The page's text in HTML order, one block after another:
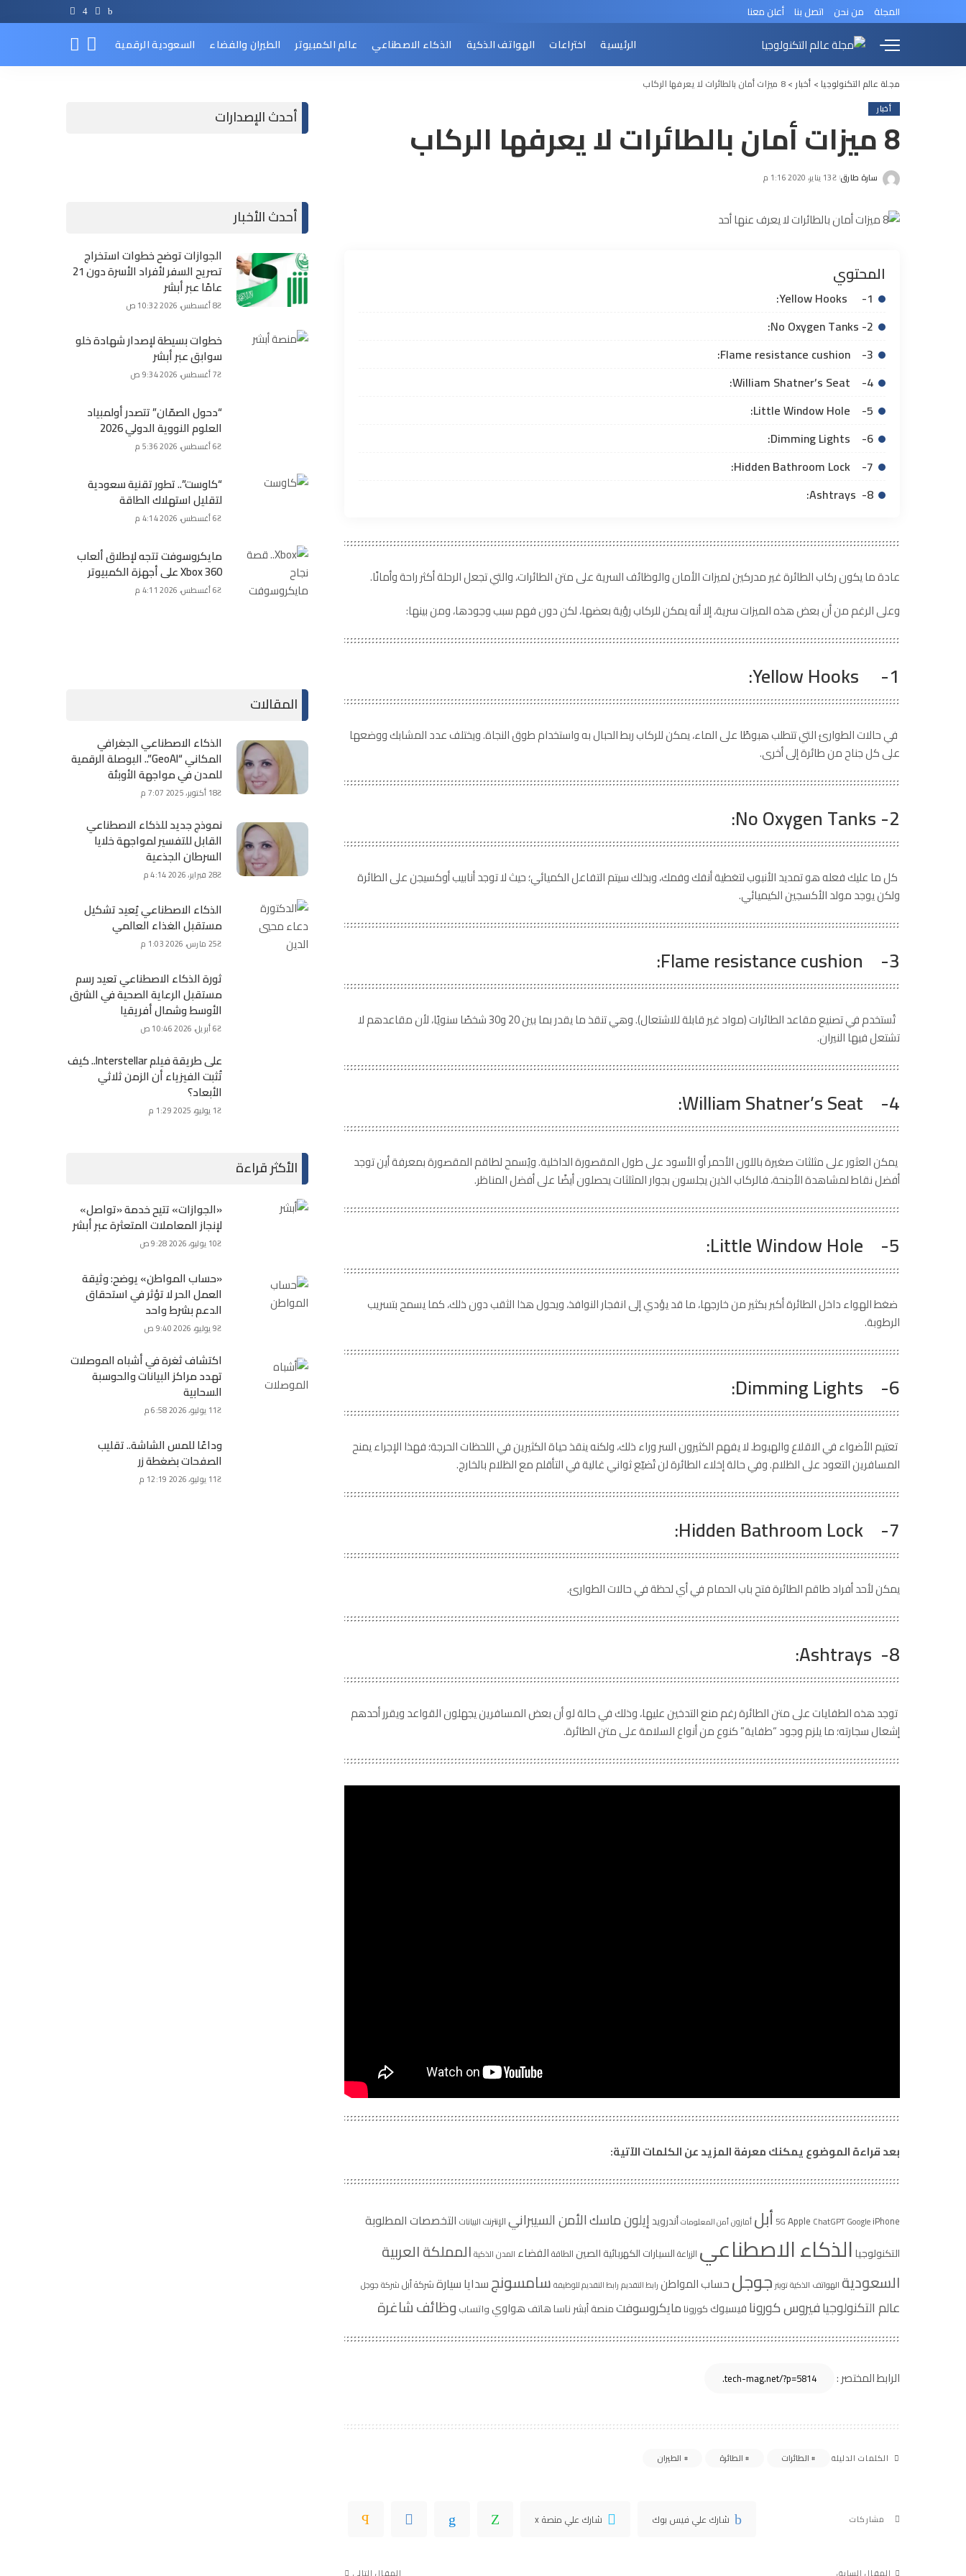
المجلة من نحن اتصل بنا أعلن معنا
الرئيسية اختراعات الهواتف الذكية الذكاء الاصطناعي عالم الكمبيوتر الطيران والفضاء السعودية الرقمية
مجلة عالم التكنولوجيا> أخبار >8 ميزات أمان بالطائرات لا يعرفها الركاب
أخبار
8 ميزات أمان بالطائرات لا يعرفها الركاب
Posted
سارة طارق 13 يناير، 2020 1:16 م
المحتوي
1- Yellow Hooks:
2- No Oxygen Tanks:
3- Flame resistance cushion:
4- William Shatner’s Seat:
5- Little Window Hole:
6- Dimming Lights:
7- Hidden Bathroom Lock:
8- Ashtrays:
عادة ما يكون ركاب الطائرة غير مدركين لميزات الأمان والوظائف السرية على متن الطائرات، والتي تجعل الرحلة أكثر راحة وأمانًا.
وعلى الرغم من أن بعض هذه الميزات سرية، إلا أنه يمكن للركاب رؤية بعضها، لكن دون فهم سبب وجودها، ومن بينها:
1- Yellow Hooks:
في حالات الطوارئ التي تتطلب هبوطًا على الماء، يمكن للركاب ربط الحبال به واستخدام طوق النجاة. ويختلف عدد المشابك ووضعها
على كل جناح من طائرة إلى أخرى.
2- No Oxygen Tanks:
كل ما عليك فعله هو تمديد الأنبوب لتغطية أنفك وفمك، وبذلك سيتم التفاعل الكميائي؛ حيث لا توجد أنابيب أوكسيجن على الطائرة
ولكن يوجد مولد الأكسجين الكيميائي.
3- Flame resistance cushion:
تُستخدم في تصنيع مقاعد الطائرات (مواد غير قابلة للاشتعال). وهي تنقذ ما يقدر بما بين 20 و30 شخصًا سنويًا، لأن مقاعدهم لا
تشتعل فيها النيران.
4- William Shatner’s Seat:
يمكن العثور على مثلثات صغيرة باللون الأحمر أو الأسود على طول المقصورة الداخلية. ويُسمح لطاقم المقصورة بمعرفة أين توجد
أفضل نقاط لمشاهدة الأجنحة، فالركاب الذين يجلسون بجوار المثلثات يحصلون أيضًا على أفضل المناظر.
5- Little Window Hole:
ضغط الهواء داخل الطائرة أكبر بكثير من خارجها، ما قد يؤدي إلى انفجار النوافذ، ويحول هذا الثقب دون ذلك، كما يسمح بتسريب
الرطوبة.
6- Dimming Lights:
تعتيم الأضواء في الاقلاع والهبوط. لا يفهم الكثيرون السر وراء ذلك، ولكنه ينقذ حياة الكثيرين في اللحظات الحرجة؛ فهذا الإجراء يمنح
المسافرين التعود على الظلام. وفي حالة إخلاء الطائرة لن تُضيّع ثواني غالية في التأقلم مع الظلام بالخارج.
7- Hidden Bathroom Lock:
يمكن لأحد أفراد طاقم الطائرة فتح باب الحمام في أي لحظة في حالات الطوارئ.
8- Ashtrays:
توجد هذه الطفايات على متن الطائرة رغم منع التدخين عليها، وذلك في حالة لو أن بعض المسافرين يجهلون القواعد ويقرر أحدهم
إشعال سجارته؛ ما يلزم وجود “طفاية” كنوع من أنواع السلامة على متن الطائرة.
بعد قراءة الموضوع يمكنك معرفة المزيد عن الكلمات الآتية:
5GApple ChatGPTGoogleiPhone أبل أمازونأمن المعلوماتأندرويدإيلون ماسكالأمن السيبرانيالإنترنتالبيانات التخصصات المطلوبة
التكنولوجياالذكاء الاصطناعي الزراعةالسيارات الكهربائيةالصين الطاقةالفضاء المدن الذكيةالمملكة العربية
السعودية الهواتف الذكيةتويتر جوجلحساب المواطن رابط التقديم رابط التقديم للوظيفة سامسونجسداياسيارةشركة أبلشركة جوجل
عالم التكنولوجيافيروس كورونافيسبوككورونا مايكروسوفتمنصة أبشرناساهاتفهواويواتساب وظائف شاغرة
الرابط المختصر :
الكلمات الدليلة الطائرات الطائرة الطيران
مشاركات شارك علي فيس بوك شارك علي منصة x
أحدث الإصدارات
أحدث الأخبار
الجوازات توضح خطوات استخراج
تصريح السفر لأفراد الأسرة دون 21
عامًا عبر أبشر
8 أغسطس، 2026 10:32 ص
خطوات بسيطة لإصدار شهادة خلو
سوابق عبر أبشر
7 أغسطس، 2026 9:34 ص
“دحول الصمّان” تتصدر أولمبياد
العلوم النووية الدولي 2026
6 أغسطس، 2026 5:36 م
“كاوست”.. تطور تقنية سعودية
لتقليل استهلاك الطاقة
6 أغسطس، 2026 4:14 م
مايكروسوفت تتجه لإطلاق ألعاب
Xbox 360 على أجهزة الكمبيوتر
6 أغسطس، 2026 4:11 م
المقالات
الذكاء الاصطناعي الجغرافي
المكاني “GeoAI”.. البوصلة الرقمية
للمدن في مواجهة الأوبئة
18 أكتوبر، 2025 7:07 م
نموذج جديد للذكاء الاصطناعي
القابل للتفسير لمواجهة خلايا
السرطان الجذعية
28 فبراير، 2026 4:14 م
الذكاء الاصطناعي يُعيد تشكيل
مستقبل الغذاء العالمي
25 مارس، 2026 1:03 م
ثورة الذكاء الاصطناعي تعيد رسم
مستقبل الرعاية الصحية في الشرق
الأوسط وشمال أفريقيا
6 أبريل، 2026 10:46 ص
على طريقة فيلم Interstellar.. كيف
تُثبت الفيزياء أن الزمن ثلاثي
الأبعاد؟
1 يوليو، 2025 1:29 م
الأكثر قراءة
«الجوازات» تتيح خدمة «تواصل»
لإنجاز المعاملات المتعثرة عبر أبشر
10 يوليو، 2026 9:28 ص
«حساب المواطن» يوضح: وثيقة
العمل الحر لا تؤثر في استحقاق
الدعم بشرط واحد
9 يوليو، 2026 9:40 ص
اكتشاف ثغرة في أشباه الموصلات
تهدد مراكز البيانات والحوسبة
السحابية
11 يوليو، 2026 6:58 م
وداعًا للمس الشاشة.. تقليب
الصفحات بضغطة زر
11 يوليو، 2026 12:19 م